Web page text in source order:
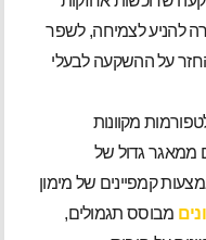
להניע לצמיחה, לשפר
על ההשקעה לבעלי
מקוונות
ממאגר גדול של
קמפיינים של מימון
מבוסס תגמולים,